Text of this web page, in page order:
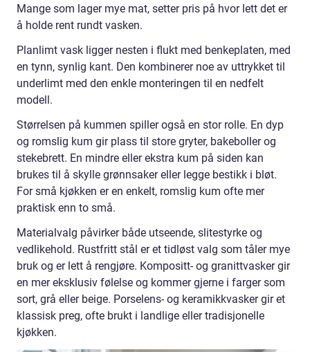
Mange som lager mye mat, setter pris på hvor lett det er
å holde rent rundt vasken.
Planlimt vask ligger nesten i flukt med benkeplaten, med
en tynn, synlig kant. Den kombinerer noe av uttrykket til
underlimt med den enkle monteringen til en nedfelt
modell.
Størrelsen på kummen spiller også en stor rolle. En dyp
og romslig kum gir plass til store gryter, bakeboller og
stekebrett. En mindre eller ekstra kum på siden kan
brukes til å skylle grønnsaker eller legge bestikk i bløt.
For små kjøkken er en enkelt, romslig kum ofte mer
praktisk enn to små.
Materialvalg påvirker både utseende, slitestyrke og
vedlikehold. Rustfritt stål er et tidløst valg som tåler mye
bruk og er lett å rengjøre. Kompositt- og granittvasker gir
en mer eksklusiv følelse og kommer gjerne i farger som
sort, grå eller beige. Porselens- og keramikkvasker gir et
klassisk preg, ofte brukt i landlige eller tradisjonelle
kjøkken.